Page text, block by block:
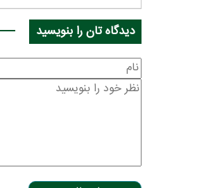
دیدگاه تان را بنویسید